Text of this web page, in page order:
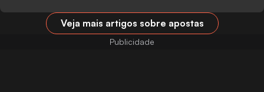
Veja mais artigos sobre apostas